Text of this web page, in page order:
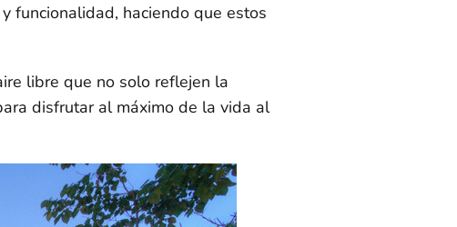
funcionalidad, haciendo que estos
libre que no solo reflejen la
disfrutar al máximo de la vida al